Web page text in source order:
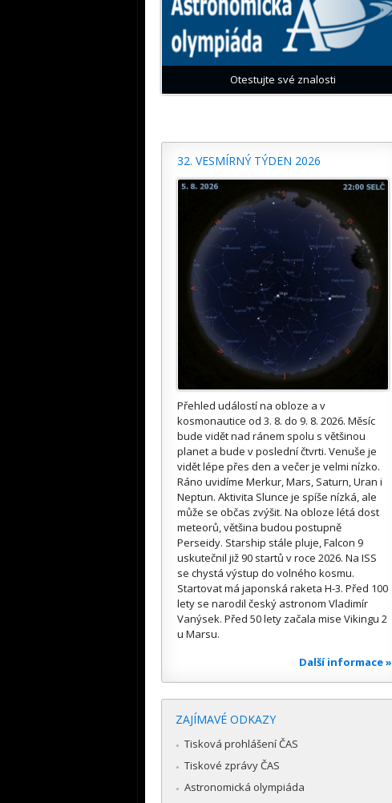
Otestujte své znalosti
32. VESMÍRNÝ TÝDEN 2026
Přehled událostí na obloze a v
kosmonautice od 3. 8. do 9. 8. 2026. Měsíc
bude vidět nad ránem spolu s většinou
planet a bude v poslední čtvrti. Venuše je
vidět lépe přes den a večer je velmi nízko.
Ráno uvidíme Merkur, Mars, Saturn, Uran i
Neptun. Aktivita Slunce je spíše nízká, ale
může se občas zvýšit. Na obloze létá dost
meteorů, většina budou postupně
Perseidy. Starship stále pluje, Falcon 9
uskutečnil již 90 startů v roce 2026. Na ISS
se chystá výstup do volného kosmu.
Startovat má japonská raketa H-3. Před 100
lety se narodil český astronom Vladimír
Vanýsek. Před 50 lety začala mise Vikingu 2
u Marsu.
Další informace »
ZAJÍMAVÉ ODKAZY
Tisková prohlášení ČAS
Tiskové zprávy ČAS
Astronomická olympiáda